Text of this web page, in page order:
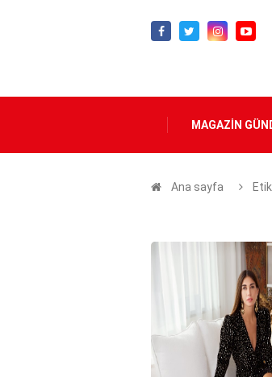
MAGAZİN
Ana sayfa